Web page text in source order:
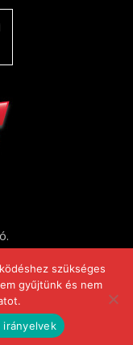
szükséges
gyűjtünk és nem
irányelvek